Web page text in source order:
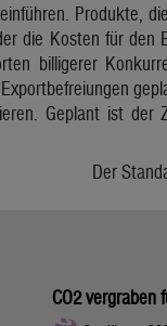
Produkte,
die Kosten für den
billigerer
Geplant ist der
Der
CO2 vergraben